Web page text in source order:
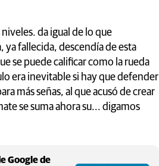
da igual de lo que
ya fallecida, descendía de esta
se puede calificar como la rueda
era inevitable si hay que defender
más señas, al que acusó de crear
se suma ahora su... digamos
Google de